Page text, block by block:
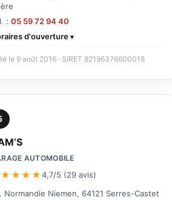
: 05 59 72 94 40
d'ouverture
le 9 août 2016 · SIRET 82196376600018
AUTOMOBILE
4,7/5 (29 avis)
Normandie Niemen, 64121 Serres-Castet